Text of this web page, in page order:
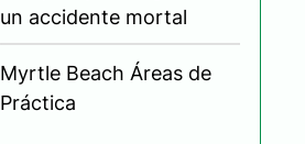
un accidente mortal
Myrtle Beach Áreas de
Práctica